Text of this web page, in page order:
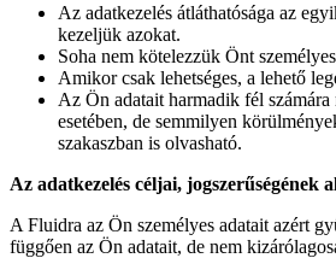
Az adatkezelés átláthatósága az
kezeljük azokat.
Soha nem kötelezzük Önt
Amikor csak lehetséges, a lehető
Az Ön adatait harmadik fél
esetében, de semmilyen
szakaszban is olvasható.
Az adatkezelés céljai, jogszerűségének
A Fluidra az Ön személyes adatait azért
függően az Ön adatait, de nem